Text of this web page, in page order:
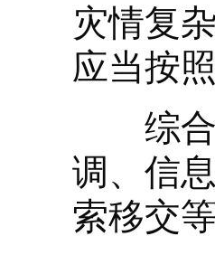
灾情复
应当按
综合
调、信
索移交